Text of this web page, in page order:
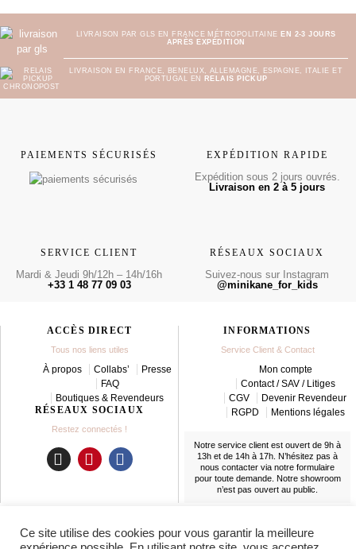
LIVRAISON PAR GLS EN FRANCE MÉTROPOLITAINE EN 2-3 JOURS
APRÈS EXPÉDITION
LIVRAISON EN FRANCE, BENELUX, ALLEMAGNE, ESPAGNE, ITALIE ET
PORTUGAL EN
RELAIS PICKUP
PAIEMENTS SÉCURISÉS EXPÉDITION RAPIDE
Expédition sous 2 jours ouvrés.
Livraison en 2 à 5 jours
SERVICE CLIENT
Mardi & Jeudi 9h/12h – 14h/16h
+33 1 48 77 09 03
RÉSEAUX SOCIAUX
Suivez-nous sur Instagram
@minikane_for_kids
ACCÈS DIRECT
Tous nos liens utiles
À propos Collabs’
Presse
FAQ
Boutiques & Revendeurs
RÉSEAUX SOCIAUX
Restez connectés !
I
a
P
e
F
b
INFORMATIONS
Service Client & Contact
Mon compte
Contact / SAV / Litiges
CGV
Devenir Revendeur
RGPD
Mentions légales
Notre service client est ouvert de 9h à
13h et de 14h à 17h. N’hésitez pas à
nous contacter via notre formulaire
pour toute demande. Notre showroom
n’est pas ouvert au public.
En France et partout dans le monde
Ce site utilise des cookies pour vous garantir la meilleure